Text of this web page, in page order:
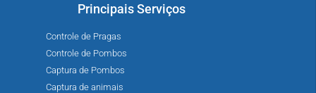
Principais Serviços
Controle de Pragas
Controle de Pombos
Captura de Pombos
Captura de animais